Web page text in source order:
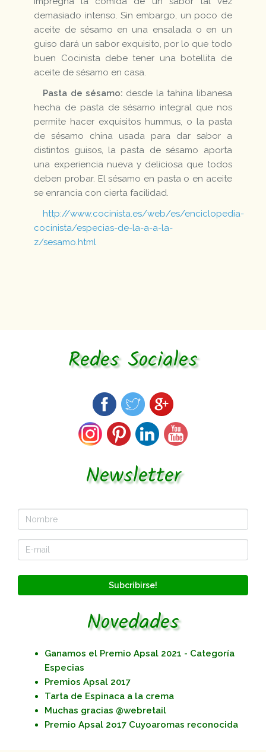
demasiado intenso. Sin embargo, un poco de
aceite de sésamo en una ensalada o en un
guiso dará un sabor exquisito, por lo que todo
buen Cocinista debe tener una botellita de
aceite de sésamo en casa.
Pasta de sésamo: desde la tahina libanesa
hecha de pasta de sésamo integral que nos
permite hacer exquisitos hummus, o la pasta
de sésamo china usada para dar sabor a
distintos guisos, la pasta de sésamo aporta
una experiencia nueva y deliciosa que todos
deben probar. El sésamo en pasta o en aceite
se enrancia con cierta facilidad.
http://www.cocinista.es/web/es/enciclopedia-
cocinista/especias-de-la-a-a-la-
z/sesamo.html
Redes Sociales
Newsletter
Subcribirse!
Novedades
Ganamos el Premio Apsal 2021 - Categoría
Especias
Premios Apsal 2017
Tarta de Espinaca a la crema
Muchas gracias @webretail
Premio Apsal 2o17 Cuyoaromas reconocida